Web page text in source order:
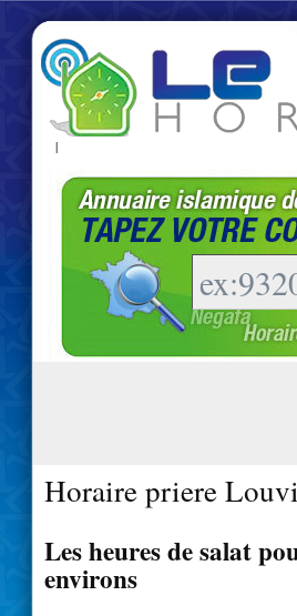
|
Horaire priere
Les heures de salat
environs